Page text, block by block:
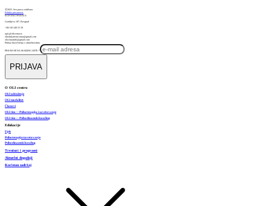
ⓒ2025. Sva prava zadržana.
Politika privatnosti.
KONTAKT PODACI:
Gandijeva 187, Beograd
+381 60 340 55 50
upis@olicentar.rs
oliedukativnicentar@gmail.com
olicentarinfo@gmail.com
Primaj obaveštenja o aktuelnostima
PRIJAVI SE NA MAILING LISTU *
PRIJAVA
O OLI centru
OLI udruženje
OLI modalitet
Članovi
OLI tim — Psihoterapija i savetovanje
OLI tim — Psihodinamski koučing
Edukacije
Upis
Psihoterapija/savetovanje
Psihodinamski koučing
Treninzi i programi
Aktuelni događaji
Koristan sadržaj